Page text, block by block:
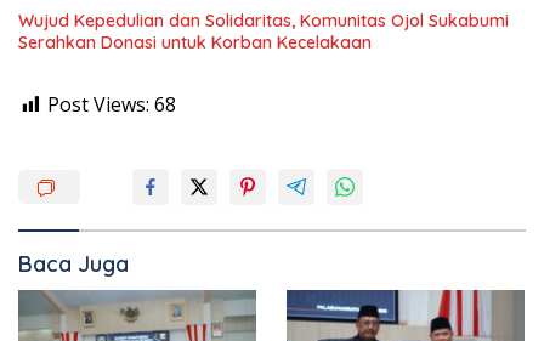
Wujud Kepedulian dan Solidaritas, Komunitas Ojol Sukabumi
Serahkan Donasi untuk Korban Kecelakaan
Post Views: 68
Baca Juga